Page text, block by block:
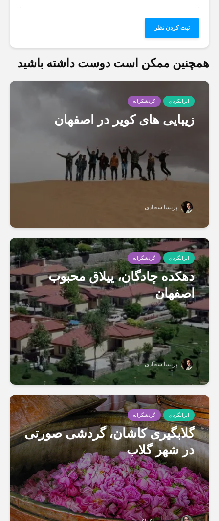
همچنین ممکن است دوست داشته باشید
ایرانگردی گردشگرانه
زیبایی های کویر در اصفهان
پریسا سجادی
ایرانگردی گردشگرانه
دهکده چادگان، ییلاق محبوب
اصفهان
پریسا سجادی
ایرانگردی گردشگرانه
گلابگیری کاشان، گردشی صورتی
در شهر گلاب